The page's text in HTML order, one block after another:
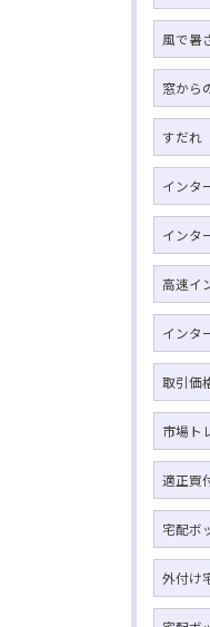
風で暑
窓から
すだれ
インタ
インタ
高速イ
インタ
取引価
市場ト
適正買
宅配ボ
外付け